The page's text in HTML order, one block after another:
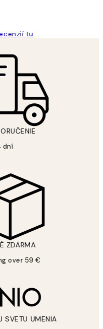
tu
dní
ZDARMA
over 59 €
SVETU UMENIA